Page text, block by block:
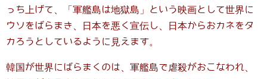
っち上げて、「軍艦島は地獄島」という映画として世界に
ウソをばらまき、日本を悪く宣伝し、日本からおカネをタ
カろうとしているように見えます。
韓国が世界にばらまくのは、軍艦島で虐殺がおこなわれ、